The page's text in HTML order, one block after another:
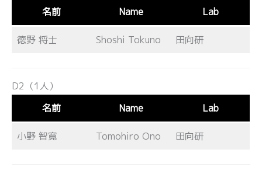
名前
Name Lab
徳野 将士 Shoshi Tokuno 田向研
D2（1人）
名前
Name Lab
小野 智寛 Tomohiro Ono 田向研